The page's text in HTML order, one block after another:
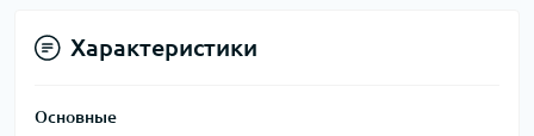
Характеристики
Основные